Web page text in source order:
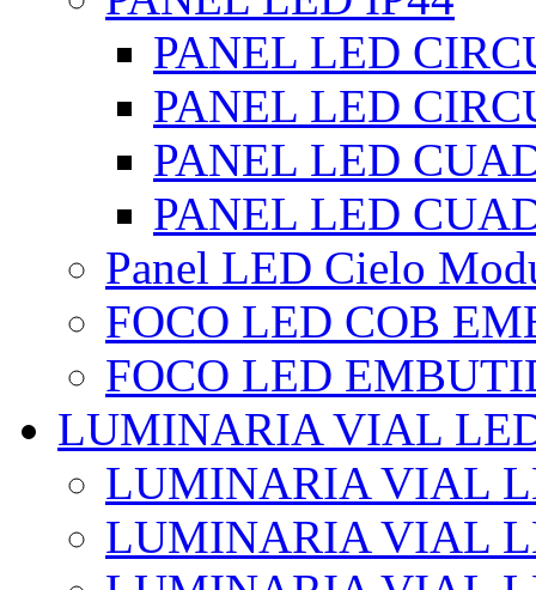
PANEL LED
PANEL LED
PANEL LED
PANEL LED
Panel LED Cielo
FOCO LED COB
FOCO LED
LUMINARIA VIAL
LUMINARIA VIAL
LUMINARIA VIAL